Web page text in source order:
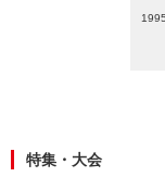
特集・大会